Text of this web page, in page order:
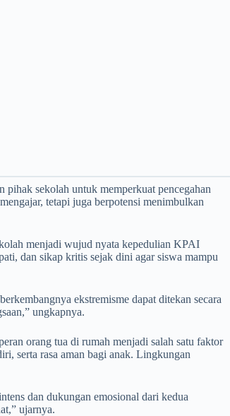
sekolah untuk memperkuat pencegahan
tetapi juga berpotensi menimbulkan
menjadi wujud nyata kepedulian KPAI
dan sikap kritis sejak dini agar siswa mampu
ekstremisme dapat ditekan secara
ungkapnya.
orang tua di rumah menjadi salah satu faktor
serta rasa aman bagi anak. Lingkungan
dan dukungan emosional dari kedua
ujarnya.